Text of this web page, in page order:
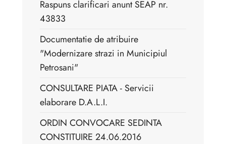
Raspuns clarificari anunt SEAP nr.
43833
Documentatie de atribuire
"Modernizare strazi in Municipiul
Petrosani"
CONSULTARE PIATA - Servicii
elaborare D.A.L.I.
ORDIN CONVOCARE SEDINTA
CONSTITUIRE 24.06.2016